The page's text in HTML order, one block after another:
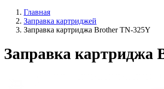
Главная
Заправка картриджей
Заправка картриджа Brother TN-325Y
Заправка картриджа